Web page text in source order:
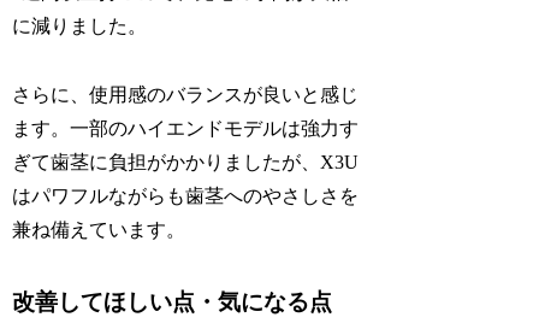
に減りました。
さらに、使用感のバランスが良いと感じ
ます。一部のハイエンドモデルは強力す
ぎて歯茎に負担がかかりましたが、X3U
はパワフルながらも歯茎へのやさしさを
兼ね備えています。
改善してほしい点・気になる点